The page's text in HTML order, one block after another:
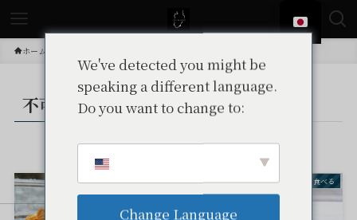
ホーム
不可 – tax –
食べる 食べる
We've detected you might be
speaking a different language.
Do you want to change to:
Change Language